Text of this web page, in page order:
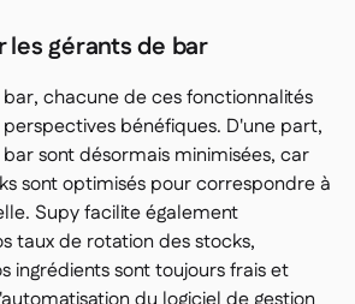
les gérants de bar
bar, chacune de ces fonctionnalités
bénéfiques. D'une part,
sont désormais minimisées, car
sont optimisés pour correspondre à
Supy facilite également
taux de rotation des stocks,
ingrédients sont toujours frais et